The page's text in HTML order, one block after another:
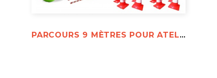
PARCOURS 9 MÈTRES POUR ATELIERS ALCOOL, DROGUES OU FATIGUE